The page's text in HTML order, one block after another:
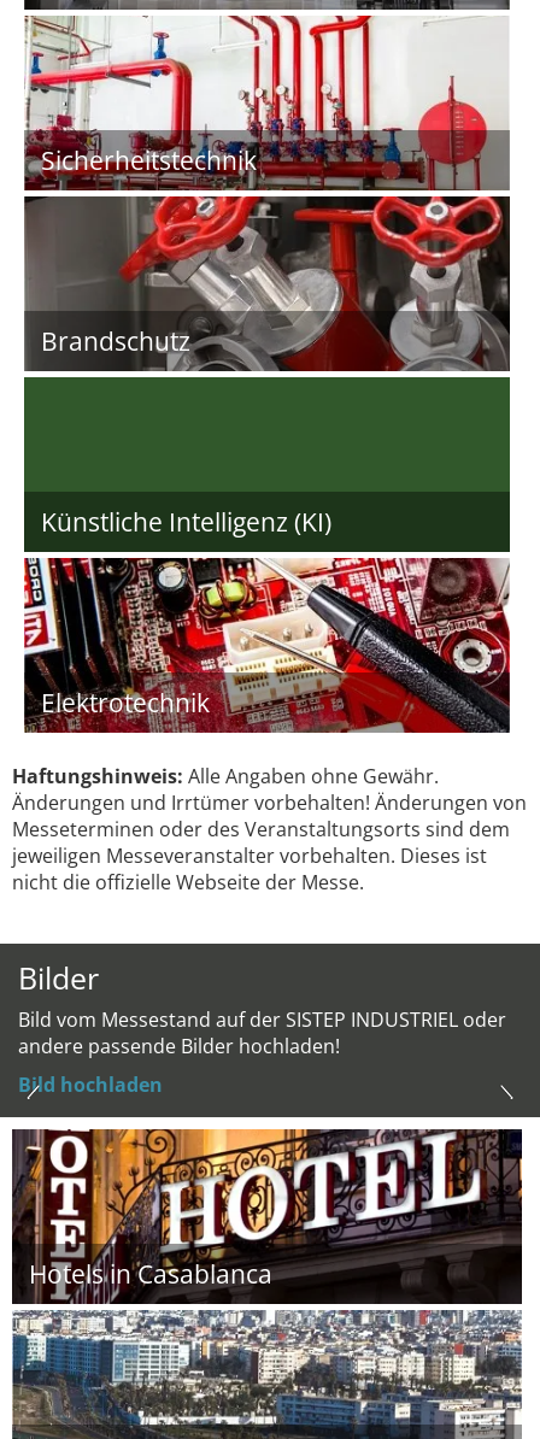
Sicherheitstechnik
Brandschutz
Künstliche Intelligenz (KI)
Elektrotechnik
Haftungshinweis: Alle Angaben ohne Gewähr.
Änderungen und Irrtümer vorbehalten! Änderungen von
Messeterminen oder des Veranstaltungsorts sind dem
jeweiligen Messeveranstalter vorbehalten. Dieses ist
nicht die offizielle Webseite der Messe.
Bilder
Bild vom Messestand auf der SISTEP INDUSTRIEL oder
andere passende Bilder hochladen!
Bild hochladen
Hotels in Casablanca